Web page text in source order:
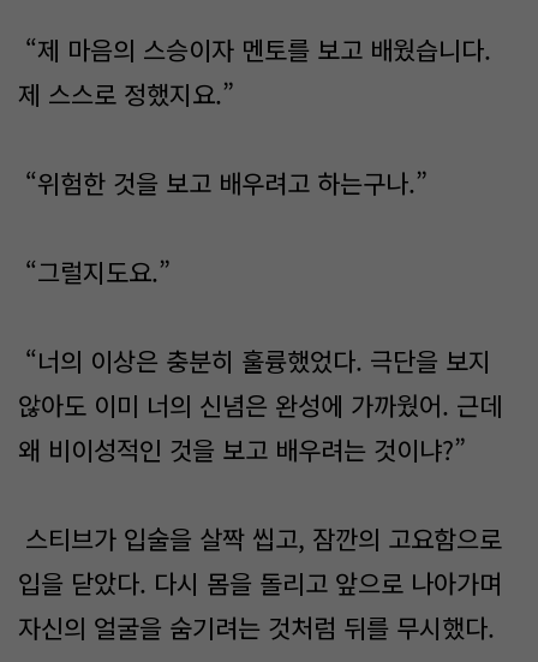
“제 마음의 스승이자 멘토를 보고 배웠습니다.
제 스스로 정했지요.”
“위험한 것을 보고 배우려고 하는구나.”
“그럴지도요.”
“너의 이상은 충분히 훌륭했었다. 극단을 보지
않아도 이미 너의 신념은 완성에 가까웠어. 근데
왜 비이성적인 것을 보고 배우려는 것이냐?”
스티브가 입술을 살짝 씹고, 잠깐의 고요함으로
입을 닫았다. 다시 몸을 돌리고 앞으로 나아가며
자신의 얼굴을 숨기려는 것처럼 뒤를 무시했다.